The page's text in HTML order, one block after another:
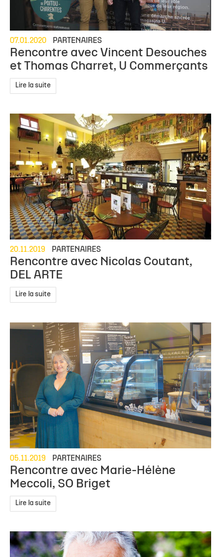
07.01.2020 PARTENAIRES
Rencontre avec Vincent Desouches
et Thomas Charret, U Commerçants
Lire la suite
20.11.2019 PARTENAIRES
Rencontre avec Nicolas Coutant,
DEL ARTE
Lire la suite
05.11.2019 PARTENAIRES
Rencontre avec Marie-Hélène
Meccoli, SO Briget
Lire la suite